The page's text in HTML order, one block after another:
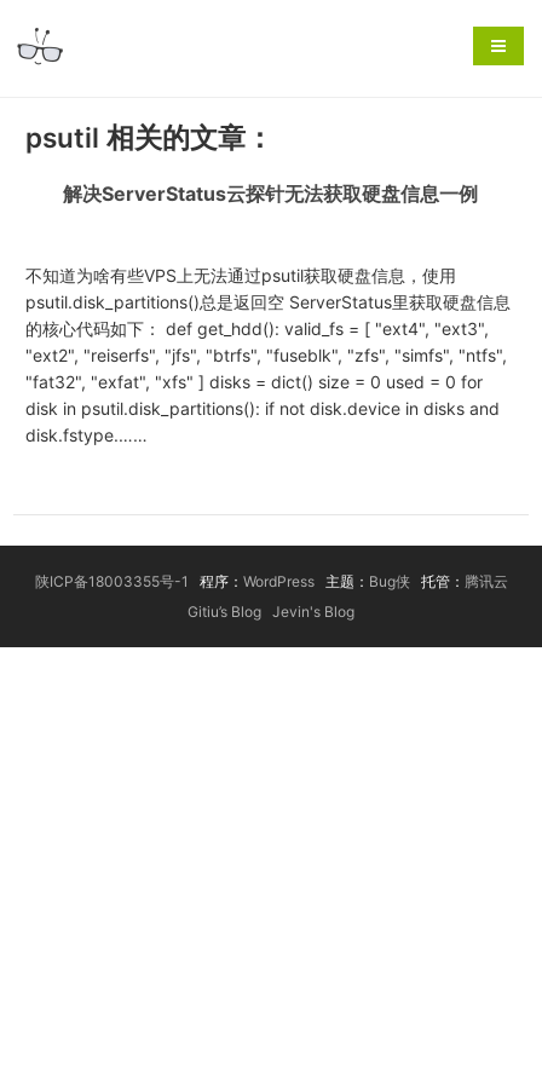
psutil 相关的文章：
解决ServerStatus云探针无法获取硬盘信息一例
不知道为啥有些VPS上无法通过psutil获取硬盘信息，使用
psutil.disk_partitions()总是返回空 ServerStatus里获取硬盘信息
的核心代码如下： def get_hdd(): valid_fs = [ "ext4", "ext3",
"ext2", "reiserfs", "jfs", "btrfs", "fuseblk", "zfs", "simfs", "ntfs",
"fat32", "exfat", "xfs" ] disks = dict() size = 0 used = 0 for
disk in psutil.disk_partitions(): if not disk.device in disks and
disk.fstype.……
陕ICP备18003355号-1 程序： WordPress 主题： Bug侠 托管： 腾讯云
Gitiu’s Blog Jevin's Blog